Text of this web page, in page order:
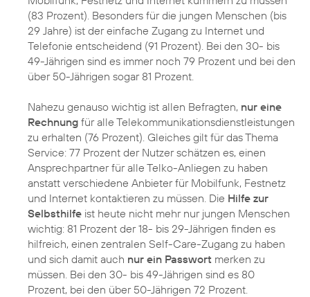
(83 Prozent). Besonders für die jungen Menschen (bis
29 Jahre) ist der einfache Zugang zu Internet und
Telefonie entscheidend (91 Prozent). Bei den 30- bis
49-Jährigen sind es immer noch 79 Prozent und bei den
über 50-Jährigen sogar 81 Prozent.
Nahezu genauso wichtig ist allen Befragten, nur eine
Rechnung für alle Telekommunikationsdienstleistungen
zu erhalten (76 Prozent). Gleiches gilt für das Thema
Service: 77 Prozent der Nutzer schätzen es, einen
Ansprechpartner für alle Telko-Anliegen zu haben
anstatt verschiedene Anbieter für Mobilfunk, Festnetz
und Internet kontaktieren zu müssen. Die Hilfe zur
Selbsthilfe ist heute nicht mehr nur jungen Menschen
wichtig: 81 Prozent der 18- bis 29-Jährigen finden es
hilfreich, einen zentralen Self-Care-Zugang zu haben
und sich damit auch nur ein Passwort merken zu
müssen. Bei den 30- bis 49-Jährigen sind es 80
Prozent, bei den über 50-Jährigen 72 Prozent.